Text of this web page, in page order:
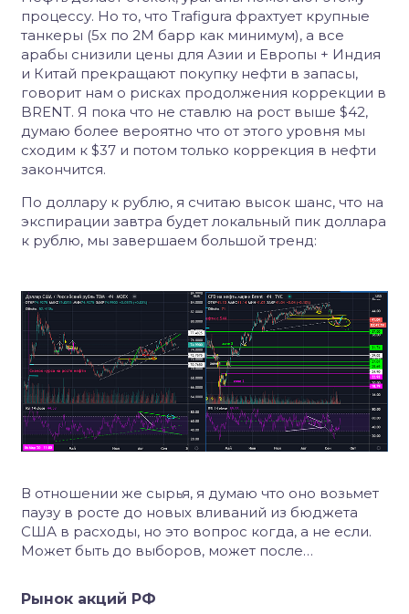
процессу. Но то, что Trafigura фрахтует крупные
танкеры (5х по 2М барр как минимум), а все
арабы снизили цены для Азии и Европы + Индия
и Китай прекращают покупку нефти в запасы,
говорит нам о рисках продолжения коррекции в
BRENT. Я пока что не ставлю на рост выше $42,
думаю более вероятно что от этого уровня мы
сходим к $37 и потом только коррекция в нефти
закончится.
По доллару к рублю, я считаю высок шанс, что на
экспирации завтра будет локальный пик доллара
к рублю, мы завершаем большой тренд:
В отношении же сырья, я думаю что оно возьмет
паузу в росте до новых вливаний из бюджета
США в расходы, но это вопрос когда, а не если.
Может быть до выборов, может после…
Рынок акций РФ